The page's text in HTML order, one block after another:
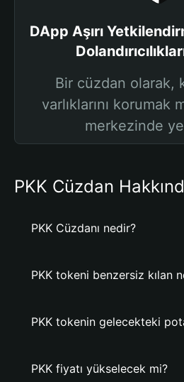
DApp Aşırı
Bir cüzdan olarak,
varlıklarını korumak
merkezinde
PKK Cüzdan
PKK Cüzdanı nedir?
PKK tokeni benzersiz kılan
PKK tokenin gelecekteki
PKK fiyatı yükselecek mi?